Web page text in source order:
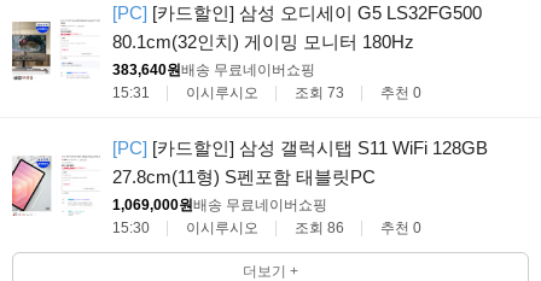
[PC] [카드할인] 삼성 오디세이 G5 LS32FG500
80.1cm(32인치) 게이밍 모니터 180Hz
383,640원배송 무료네이버쇼핑
15:31
이시루시오 조회 73 추천 0
[PC] [카드할인] 삼성 갤럭시탭 S11 WiFi 128GB
27.8cm(11형) S펜포함 태블릿PC
1,069,000원배송 무료네이버쇼핑
15:30
이시루시오 조회 86 추천 0
더보기 +